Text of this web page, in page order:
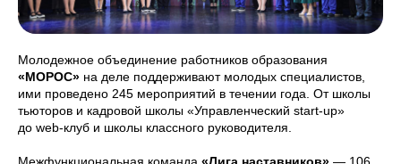
Молодежное объединение работников образования
«МОРОС» на деле поддерживают молодых специалистов,
ими проведено 245 мероприятий в течении года. От школы
тьюторов и кадровой школы «Управленческий start-up»
до web-клуб и школы классного руководителя.